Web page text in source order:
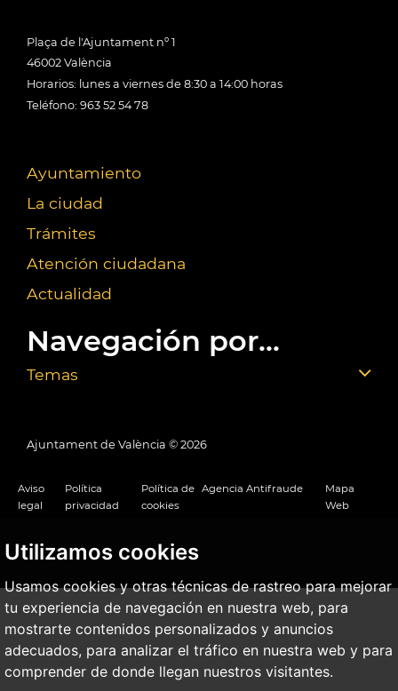
Utilizamos cookies
Usamos cookies y otras técnicas de rastreo para mejorar
tu experiencia de navegación en nuestra web, para
mostrarte contenidos personalizados y anuncios
adecuados, para analizar el tráfico en nuestra web y para
comprender de donde llegan nuestros visitantes.
Plaça de l'Ajuntament nº 1
46002 València
Horarios: lunes a viernes de 8:30 a 14:00 horas
Teléfono: 963 52 54 78
Ayuntamiento
La ciudad
Trámites
Atención ciudadana
Actualidad
Navegación por...
Temas
Ajuntament de València © 2026
Aviso
legal
Política
privacidad
Política de
cookies
Agencia Antifraude
Mapa
Web